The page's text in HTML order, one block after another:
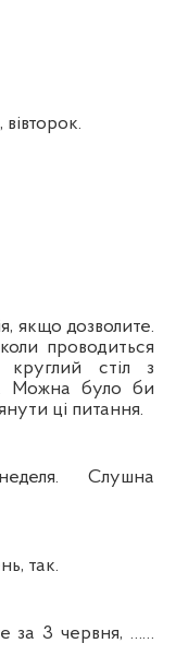
якщо дозволите.
проводиться
круглий стіл з
Можна було би
ці питання.
неделя. Слушна
так.
за 3 червня, ……